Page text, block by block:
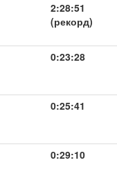
2:28:51
(рекорд)
0:23:28
0:25:41
0:29:10